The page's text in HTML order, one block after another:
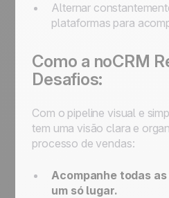
Alternar
plataformas para
Como a noCRM
Desafios:
Com o pipeline visual e
tem uma visão clara e
processo de vendas:
Acompanhe todas
um só lugar.